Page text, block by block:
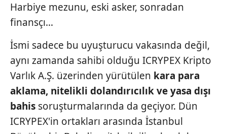
Harbiye mezunu, eski asker, sonradan
finansçı…
İsmi sadece bu uyuşturucu vakasında değil,
aynı zamanda sahibi olduğu ICRYPEX Kripto
Varlık A.Ş. üzerinden yürütülen kara para
aklama, nitelikli dolandırıcılık ve yasa dışı
bahis soruşturmalarında da geçiyor. Dün
ICRYPEX'in ortakları arasında İstanbul